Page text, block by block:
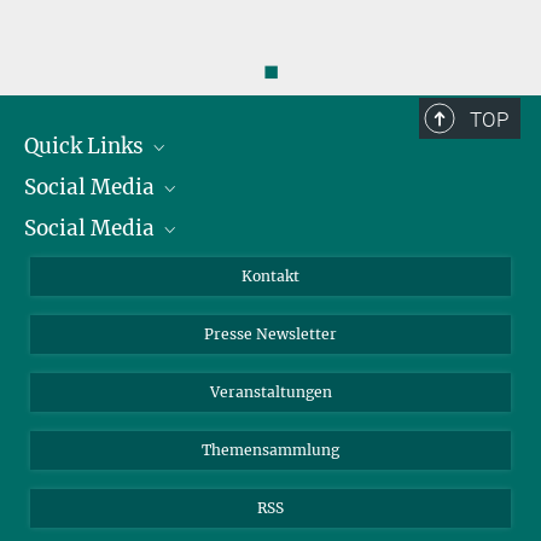
◼
TOP
Quick Links
Präsident
Zahlen und Fakten
Social Media
Bluesky
TikTok
Social Media
Instagram
YouTube
Kontakt
Presse Newsletter
Veranstaltungen
Themensammlung
RSS